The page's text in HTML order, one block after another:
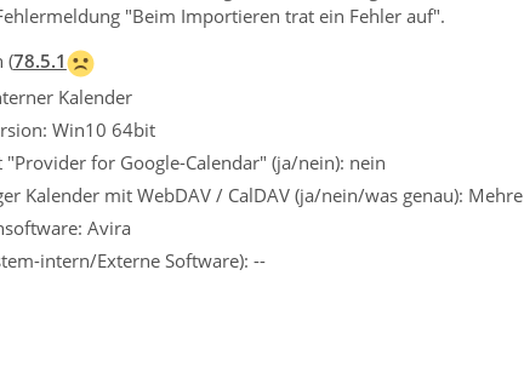
"Beim Importieren trat ein Fehler auf".
(78.5.1
Kalender
Win10 64bit
"Provider for Google-Calendar" (ja/nein): nein
Kalender mit WebDAV / CalDAV (ja/nein/was genau):
Avira
intern/Externe Software): --